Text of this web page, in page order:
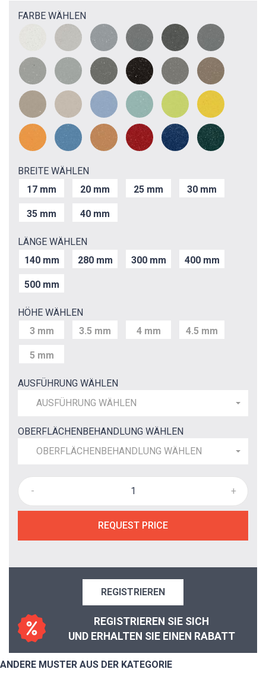
FARBE WÄHLEN
BREITE WÄHLEN
17 mm
20 mm 25 mm 30 mm
35 mm 40 mm
LÄNGE WÄHLEN
140 mm
280 mm 300 mm 400 mm
500 mm
HÖHE WÄHLEN
3 mm
3.5 mm 4 mm 4.5 mm
5 mm
AUSFÜHRUNG WÄHLEN
AUSFÜHRUNG WÄHLEN
OBERFLÄCHENBEHANDLUNG WÄHLEN
OBERFLÄCHENBEHANDLUNG WÄHLEN
- +
REQUEST PRICE
REGISTRIEREN
REGISTRIEREN SIE SICH
UND ERHALTEN SIE EINEN RABATT
ANDERE MUSTER AUS DER KATEGORIE